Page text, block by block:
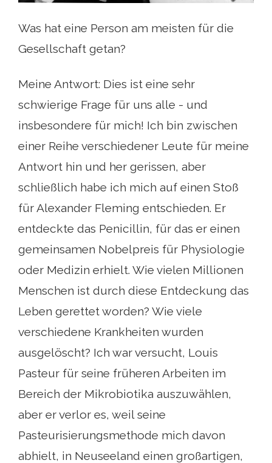
Was hat eine Person am meisten für die
Gesellschaft getan?
Meine Antwort: Dies ist eine sehr
schwierige Frage für uns alle - und
insbesondere für mich! Ich bin zwischen
einer Reihe verschiedener Leute für meine
Antwort hin und her gerissen, aber
schließlich habe ich mich auf einen Stoß
für Alexander Fleming entschieden. Er
entdeckte das Penicillin, für das er einen
gemeinsamen Nobelpreis für Physiologie
oder Medizin erhielt. Wie vielen Millionen
Menschen ist durch diese Entdeckung das
Leben gerettet worden? Wie viele
verschiedene Krankheiten wurden
ausgelöscht? Ich war versucht, Louis
Pasteur für seine früheren Arbeiten im
Bereich der Mikrobiotika auszuwählen,
aber er verlor es, weil seine
Pasteurisierungsmethode mich davon
abhielt, in Neuseeland einen großartigen,